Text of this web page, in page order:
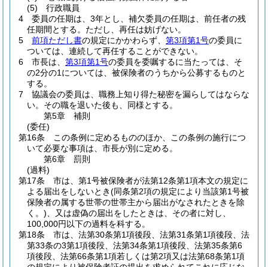
(5)
行政職員
4
委員の任期は、3年とし、補欠委員の任期は、前任者の残
任期間とする。 ただし、再任は妨げない。
5
前項ただし書の規定にかかわらず、 第3項第1号の委員に
ついては、連続して再任することができない。
6
市長は、 第3項第1号の委員を委嘱するに当たっては、そ
の2分の1については、被保険者のうちから公募するものと
する。
7
協議会の委員は、職務上知り得た秘密を漏らしてはならな
い。 その職を退いた後も、同様とする。
第5章
補則
(委任)
第16条
この条例に定めるもののほか、この条例の施行につ
いて必要な事項は、市長が別に定める。
第6章
罰則
(過料)
第17条
市は、第1号被保険者が法第12条第1項本文の規定に
よる届出をしないとき(同条第2項の規定により当該第1号被
保険者の属する世帯の世帯主から届出がなされたときを除
く。) 、又は虚偽の届出をしたときは、その者に対し、
100,000円以下の過料を科する。
第18条
市は、法第30条第1項後段、法第31条第1項後段、法
第33条の3第1項後段、法第34条第1項後段、法第35条第6
項後段、法第66条第1項若しくは第2項又は法第68条第1項